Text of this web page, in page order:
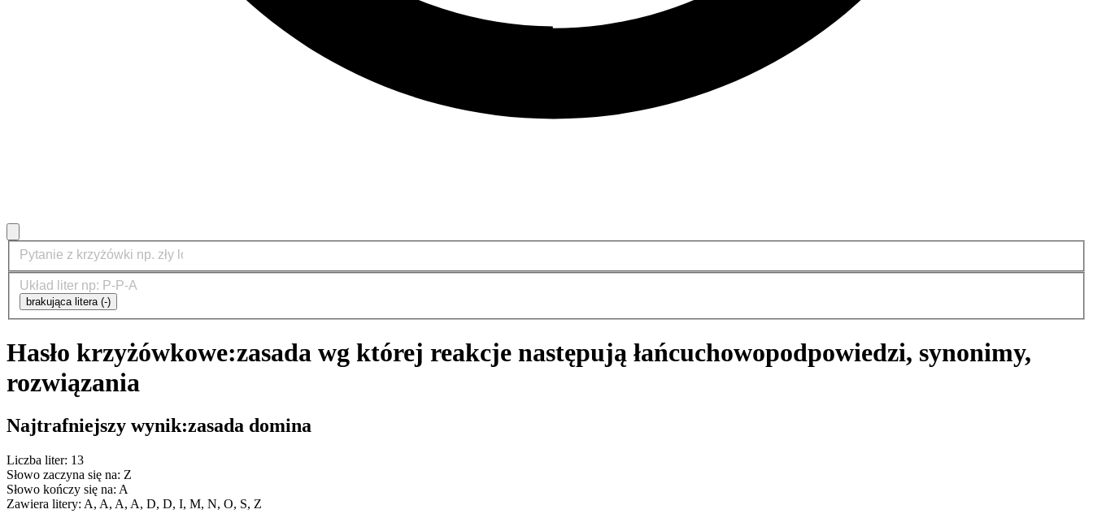
brakująca litera (-)
Hasło krzyżówkowe:zasada wg której reakcje następują łańcuchowopodpowiedzi, synonimy,
rozwiązania
Najtrafniejszy wynik:zasada domina
Liczba liter: 13
Słowo zaczyna się na: Z
Słowo kończy się na: A
Zawiera litery: A, A, A, A, D, D, I, M, N, O, S, Z